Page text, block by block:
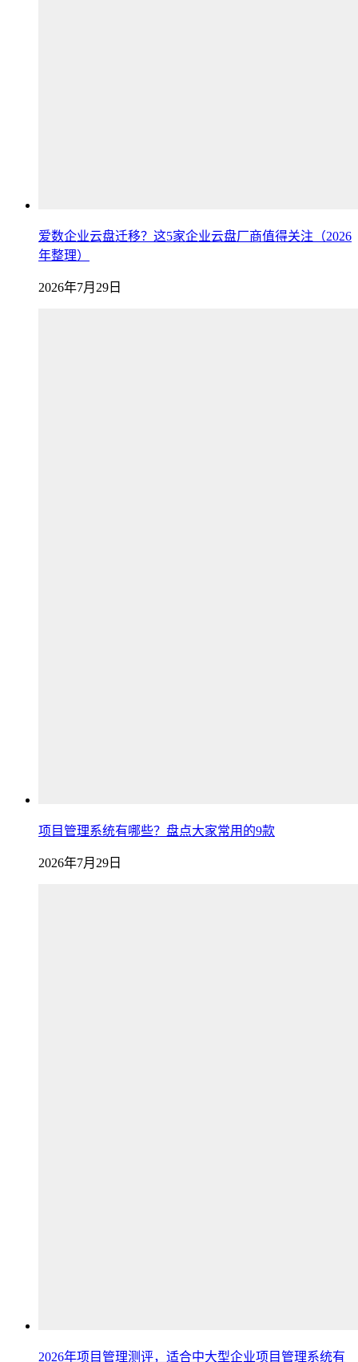
爱数企业云盘迁移？这5家企业云盘厂商值得关注（2026
年整理）
2026年7月29日
项目管理系统有哪些？盘点大家常用的9款
2026年7月29日
2026年项目管理测评，适合中大型企业项目管理系统有